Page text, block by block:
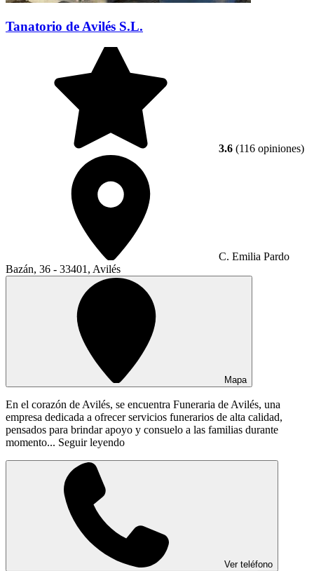
Tanatorio de Avilés S.L.
3.6 (116 opiniones)
C. Emilia Pardo
Bazán, 36 - 33401, Avilés
Mapa
En el corazón de Avilés, se encuentra Funeraria de Avilés, una
empresa dedicada a ofrecer servicios funerarios de alta calidad,
pensados para brindar apoyo y consuelo a las familias durante
momento... Seguir leyendo
Ver teléfono